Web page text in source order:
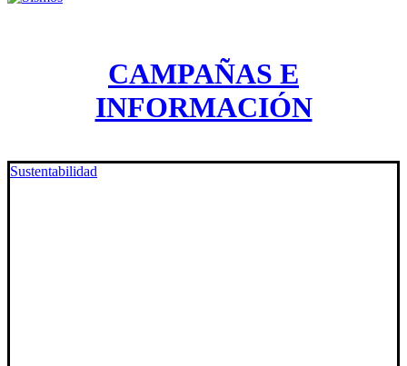
CAMPAÑAS E
INFORMACIÓN
Sustentabilidad